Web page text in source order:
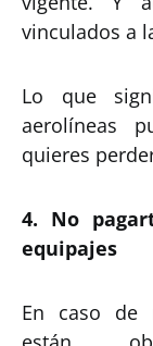
vinculados a
Lo que
aerolíneas
quieres
4. No
equipajes
En caso de